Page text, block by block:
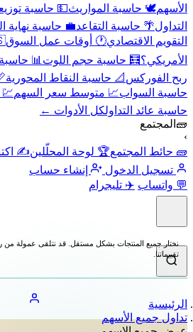
الأسهم🕊️ حاسبة المواريث💵 حاسبة
التداول🌴 حاسبة التقاعد💼 حاسبة نهاية
التقويم الاقتصادي🕐 أوقات عمل السوق
الأمريكي؟🧮 حاسبة حجم اللوت 📊
ربح الفوركس 📐 حاسبة النقاط المحورية
حاسبة السواب📈 متوسط سعر السهم💹
حاسبة عائد التداولكل الأدوات ←
🧱 المجتمع
›
🧱 حائط المجتمع🏆 لوحة المحلّلين✍️
تسجيل الدخول
إنشاء حساب
💬 واتساب ✈️ تليجرام
نختار جميع المنتجات بشكل مستقل. قد نتلقى عمولة من
تقييماتنا.
الرئيسية
تداول جميع الأسهم